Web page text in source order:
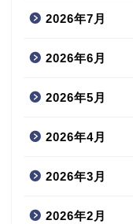
2026年7月
2026年6月
2026年5月
2026年4月
2026年3月
2026年2月